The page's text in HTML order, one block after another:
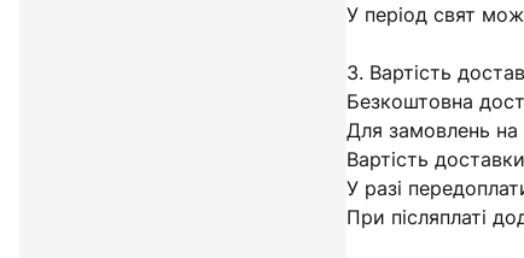
У період свят
3. Вартість
Безкоштовна
Для замовлень на
Вартість
У разі
При післяплаті